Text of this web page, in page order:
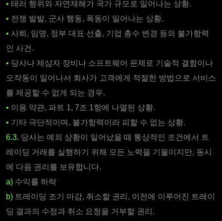
• 테러 행위와 자연재해가 국가 규모로 일어나는 상황.
• 전쟁 발발, 군사 행동, 폭동이 일어나는 상황.
• 사퇴, 임명, 정부 대표 선출, 기업 총수 변경 등의 불가항력
인 사건.
• 당사나 제삼자 장비나 소프트웨어 문제로 기술적 결함이나
오작동이 일어나서 회사가 고객에게 적절한 방법으로 서비스
를 제공할 수 없게 되는 경우.
• 이용 약관, 파트 1, 7조 1항에 나열된 상황.
• 기타 극단적이며, 불가항력이라 피할 수 없는 상황.
6.3. 당사는 예외 상황이 일어났을 때 통상적인 조건에서 트
레이딩 거래를 실행하기 위해 모든 노력을 기울이지만, 동시
에 다음 권리를 보유합니다.
a) 수익률 하락
b) 트레이딩 조기 마감, 취소할 권리, 이전에 이루어진 트레이
딩 결과의 수정과 취소 요청을 거부할 권리.